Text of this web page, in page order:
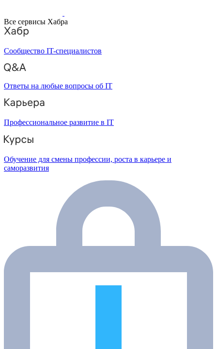
Все сервисы Хабра
Сообщество IT-специалистов
Ответы на любые вопросы об IT
Профессиональное развитие в IT
Обучение для смены профессии, роста в карьере и
саморазвития